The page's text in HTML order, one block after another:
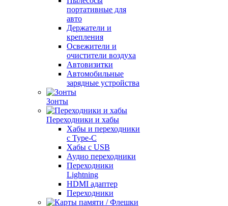
портативные для
авто
Держатели и
крепления
Освежители и
очистители воздуха
Автовизитки
Автомобильные
зарядные устройства
Зонты
Переходники и хабы
Хабы и переходники
с Type-C
Хабы с USB
Аудио переходники
Переходники
Lightning
HDMI адаптер
Переходники